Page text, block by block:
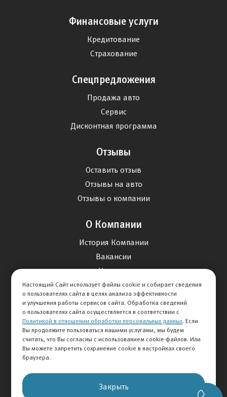
© 2026 АВТОМИР
Финансовые услуги
Кредитование
Страхование
Спецпредложения
Продажа авто
Сервис
Дисконтная программа
Отзывы
Оставить отзыв
Отзывы на авто
Отзывы о компании
О Компании
История Компании
Вакансии
Новости
Карта сайта
Контакты
+7 495 292-60-60
Настоящий Сайт использует файлы cookie и собирает сведения
о пользователях сайта в целях анализа эффективности
и улучшения работы сервисов сайта. Обработка сведений
о пользователях сайта осуществляется в соответствии с
Политикой в отношении обработки персональных данных. Если
Вы продолжите пользоваться нашими услугами, мы будем
считать, что Вы согласны с использованием cookie-файлов. Или
Вы можете запретить сохранение cookie в настройках своего
браузера.
Закрыть